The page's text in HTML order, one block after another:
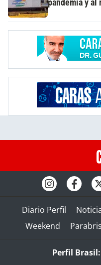
pandemia y al
Diario Perfil
Weekend
Perfil Brasil: